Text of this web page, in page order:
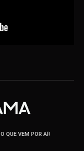
O QUE VEM POR AÍ!